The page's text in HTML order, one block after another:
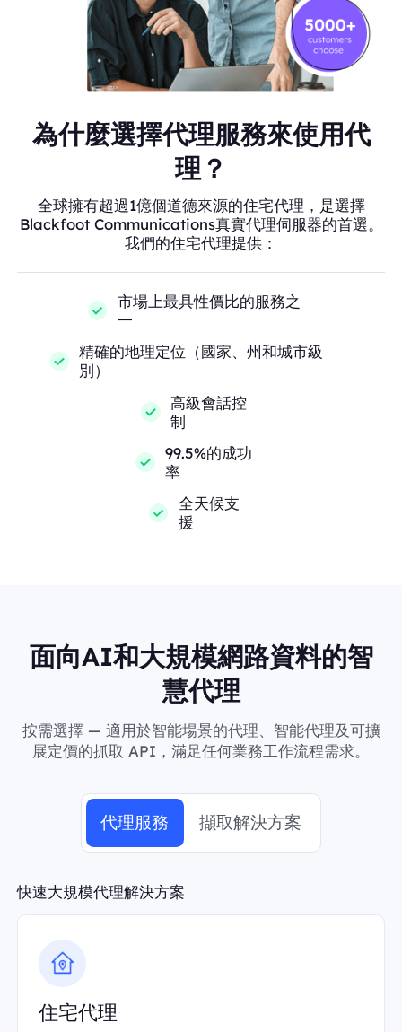
為什麼選擇代理服務來使用代
理？
全球擁有超過1億個道德來源的住宅代理，是選擇
Blackfoot Communications真實代理伺服器的首選。
我們的住宅代理提供：
市場上最具性價比的服務之
一
精確的地理定位（國家、州和城市級
別）
高級會話控
制
99.5%的成功
率
全天候支
援
面向AI和大規模網路資料的智
慧代理
按需選擇 — 適用於智能場景的代理、智能代理及可擴
展定價的抓取 API，滿足任何業務工作流程需求。
代理服務 擷取解決方案
快速大規模代理解決方案
住宅代理